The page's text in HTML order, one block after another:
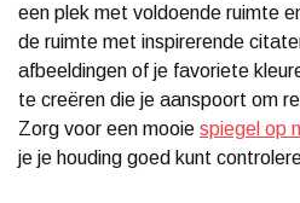
een plek met voldoende ruimte
de ruimte met inspirerende
afbeeldingen of je favoriete
te creëren die je aanspoort om
Zorg voor een mooie spiegel op
je je houding goed kunt